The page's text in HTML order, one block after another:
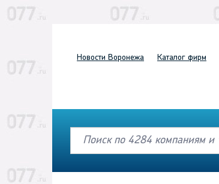
Новости Воронежа Каталог фирм